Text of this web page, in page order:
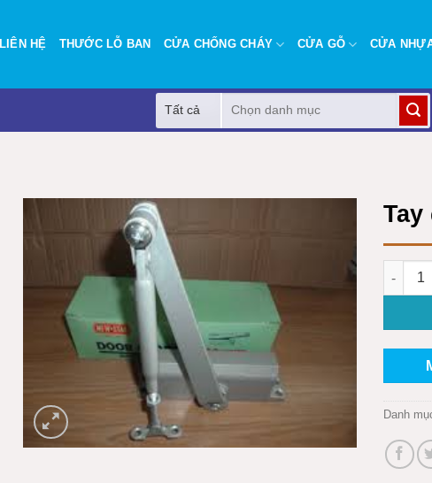
LIÊN HỆ THƯỚC LỖ BAN CỬA CHỐNG CHÁY CỬA GỖ CỬA
kiếm:
Tay
Danh